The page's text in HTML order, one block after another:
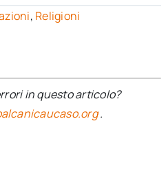
, Religioni
in questo articolo?
.